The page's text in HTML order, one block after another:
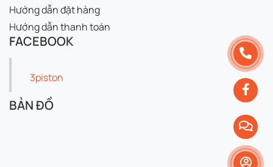
Hướng dẫn đặt hàng
Hướng dẫn thanh toán
FACEBOOK
3piston
BẢN ĐỒ